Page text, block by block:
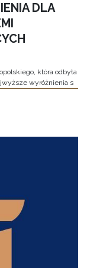
DLA
która odbyła
wyróżnienia s